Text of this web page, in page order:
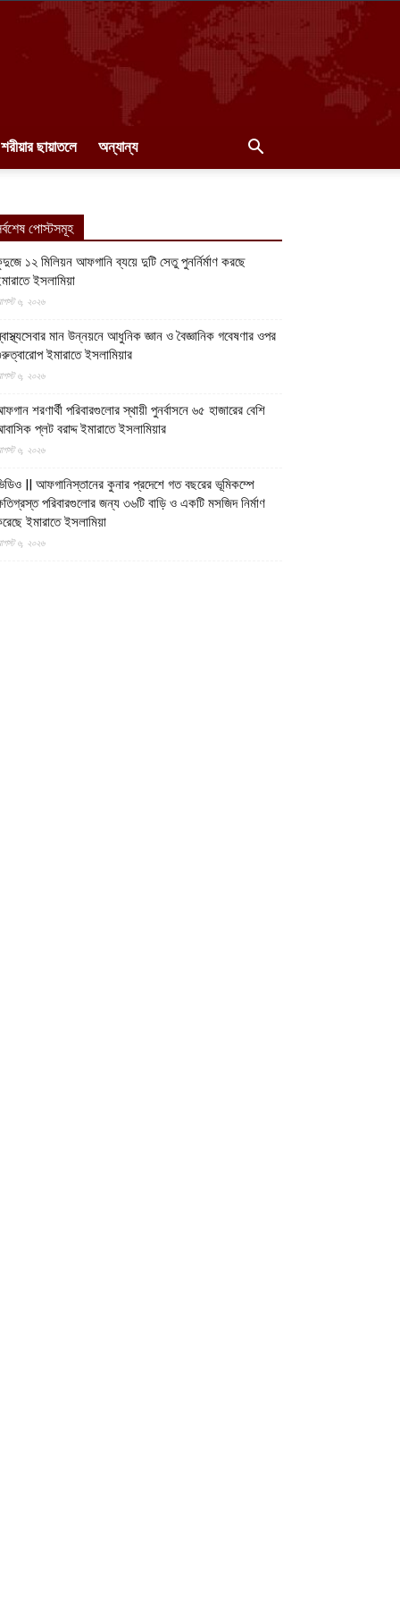
শরীয়ার ছায়াতলে অন্যান্য
পোস্টসমূহ
১২ মিলিয়ন আফগানি ব্যয়ে দুটি সেতু পুনর্নির্মাণ করছে
ইসলামিয়া
৬, ২০২৬
মান উন্নয়নে আধুনিক জ্ঞান ও বৈজ্ঞানিক গবেষণার ওপর
ইমারাতে ইসলামিয়ার
৬, ২০২৬
শরণার্থী পরিবারগুলোর স্থায়ী পুনর্বাসনে ৬৫ হাজারের বেশি
প্লট বরাদ্দ ইমারাতে ইসলামিয়ার
৬, ২০২৬
|| আফগানিস্তানের কুনার প্রদেশে গত বছরের ভূমিকম্পে
পরিবারগুলোর জন্য ৩৬টি বাড়ি ও একটি মসজিদ নির্মাণ
ইমারাতে ইসলামিয়া
৬, ২০২৬